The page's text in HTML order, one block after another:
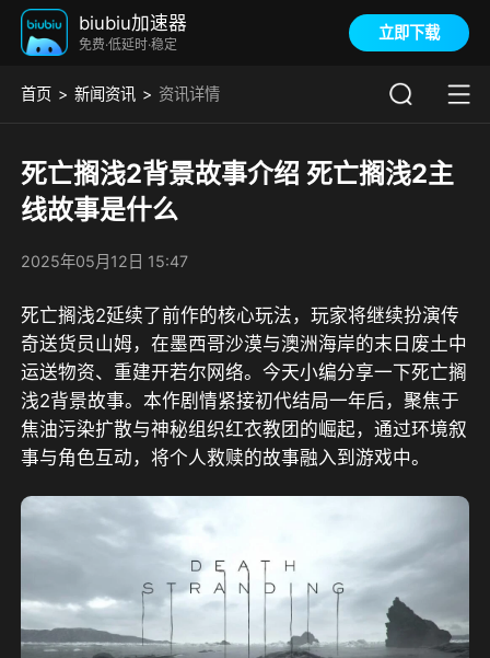
biubiu加速器
免费·低延时·稳定
立即下载
首页 新闻资讯 资讯详情
死亡搁浅2背景故事介绍 死亡搁浅2主
线故事是什么
2025年05月12日 15:47
死亡搁浅2延续了前作的核心玩法，玩家将继续扮演传
奇送货员山姆，在墨西哥沙漠与澳洲海岸的末日废土中
运送物资、重建开若尔网络。今天小编分享一下死亡搁
浅2背景故事。本作剧情紧接初代结局一年后，聚焦于
焦油污染扩散与神秘组织红衣教团的崛起，通过环境叙
事与角色互动，将个人救赎的故事融入到游戏中。